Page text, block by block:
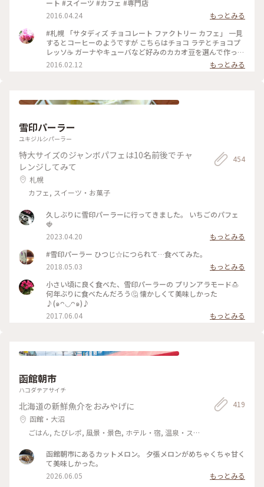
ート #スイーツ #カフェ #専門店
2016.04.24
もっとみる
#札幌 「サタディズ チョコレート ファクトリー カフェ」 一見
するとコーヒーのようですが こちらはチョコ ラテとチョコプ
レッソ☕️ ガーナやキューバなど好みのカカオ豆を選んで作って
もらえる濃厚なチョコドリンク❤️ カカオってすごい！ 一口飲
むごとに元気になる‼︎ バレンタインにもおすすめのチョコレー
2016.02.12 もっとみる
雪印パーラー
ユキジルシパーラー
特大サイズのジャンボパフェは10名前後でチャ
レンジしてみて
札幌
カフェ, スイーツ・お菓子
454
久しぶりに雪印パーラーに行ってきました。 いちごのパフェ
🍓
2023.04.20
もっとみる
#雪印パーラー ひつじ☆につられて…食べてみた。
2018.05.03
もっとみる
小さい頃に良く食べた、雪印パーラーの プリンアラモード🍮
何年ぶりに食べたんだろう🤔 懐かしくて美味しかった
♪(๑ᴖ◡ᴖ๑)♪
2017.06.04
もっとみる
函館朝市
ハコダテアサイチ
北海道の新鮮魚介をおみやげに
函館・大沼
ごはん, たびレポ, 風景・景色, ホテル・宿, 温泉・ス
419
函館朝市にあるカットメロン。 夕張メロンがめちゃくちゃ甘く
て美味しかった。
2026.06.05
もっとみる